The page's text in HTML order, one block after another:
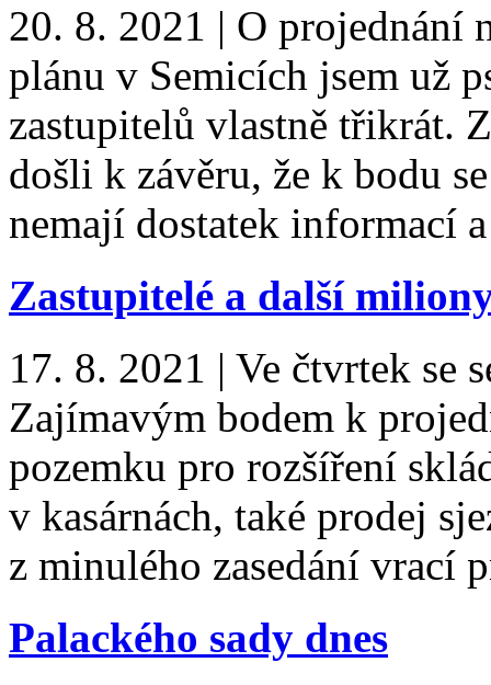
20. 8. 2021 | O projednání
plánu v Semicích jsem už
zastupitelů vlastně třikrát.
došli k závěru, že k bodu
nemají dostatek
Zastupitelé a další
17. 8. 2021 | Ve čtvrtek se
Zajímavým bodem k
pozemku pro rozšíření
v kasárnách, také prodej
z minulého zasedání
Palackého sady dnes